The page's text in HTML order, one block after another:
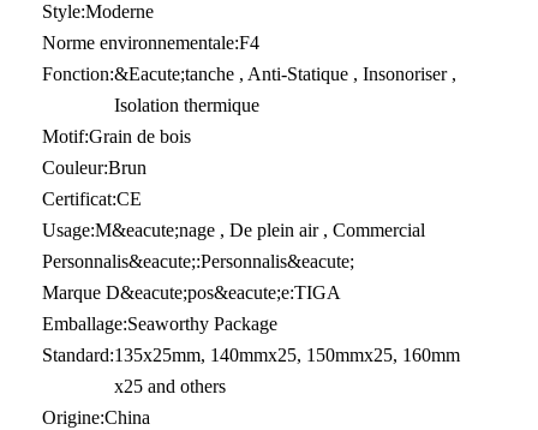
Style:Moderne
Norme environnementale:F4
Fonction:&Eacute;tanche , Anti-Statique , Insonoriser ,
Isolation thermique
Motif:Grain de bois
Couleur:Brun
Certificat:CE
Usage:M&eacute;nage , De plein air , Commercial
Personnalis&eacute;:Personnalis&eacute;
Marque D&eacute;pos&eacute;e:TIGA
Emballage:Seaworthy Package
Standard:135x25mm, 140mmx25, 150mmx25, 160mm
x25 and others
Origine:China